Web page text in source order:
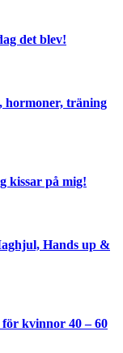
det blev!
hormoner, träning
kissar på mig!
Hands up &
kvinnor 40 – 60